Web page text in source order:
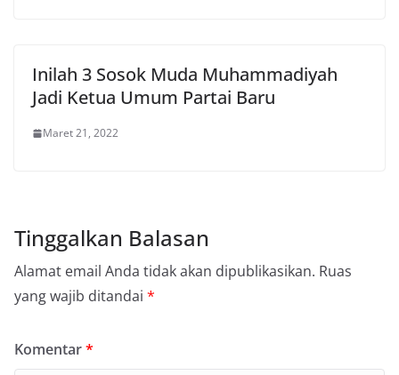
Inilah 3 Sosok Muda Muhammadiyah
Jadi Ketua Umum Partai Baru
Maret 21, 2022
Tinggalkan Balasan
Alamat email Anda tidak akan dipublikasikan. Ruas
yang wajib ditandai *
Komentar*